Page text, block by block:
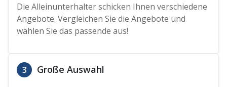
Die Alleinunterhalter schicken Ihnen verschiedene
Angebote. Vergleichen Sie die Angebote und
wählen Sie das passende aus!
3 Große Auswahl